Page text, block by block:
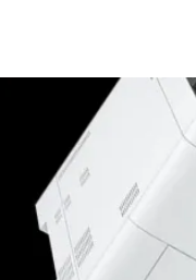
& Hayvancılık
ve Birlikler